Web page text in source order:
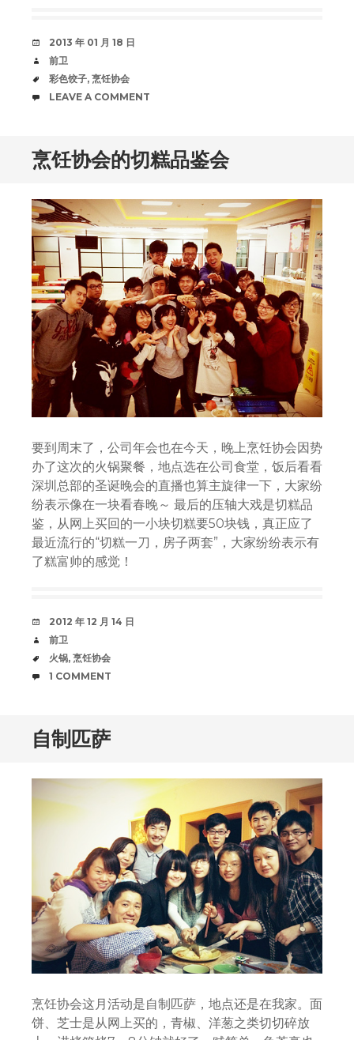
DATE
2013 年 01 月 18 日
AUTHOR
前卫
TAGS
彩色饺子, 烹饪协会
COMMENTS
LEAVE A COMMENT
烹饪协会的切糕品鉴会
要到周末了，公司年会也在今天，晚上烹饪协会因势
办了这次的火锅聚餐，地点选在公司食堂，饭后看看
深圳总部的圣诞晚会的直播也算主旋律一下，大家纷
纷表示像在一块看春晚～ 最后的压轴大戏是切糕品
鉴，从网上买回的一小块切糕要50块钱，真正应了
最近流行的“切糕一刀，房子两套”，大家纷纷表示有
了糕富帅的感觉！
DATE
2012 年 12 月 14 日
AUTHOR
前卫
TAGS
火锅, 烹饪协会
COMMENTS
1 COMMENT
自制匹萨
烹饪协会这月活动是自制匹萨，地点还是在我家。面
饼、芝士是从网上买的，青椒、洋葱之类切切碎放